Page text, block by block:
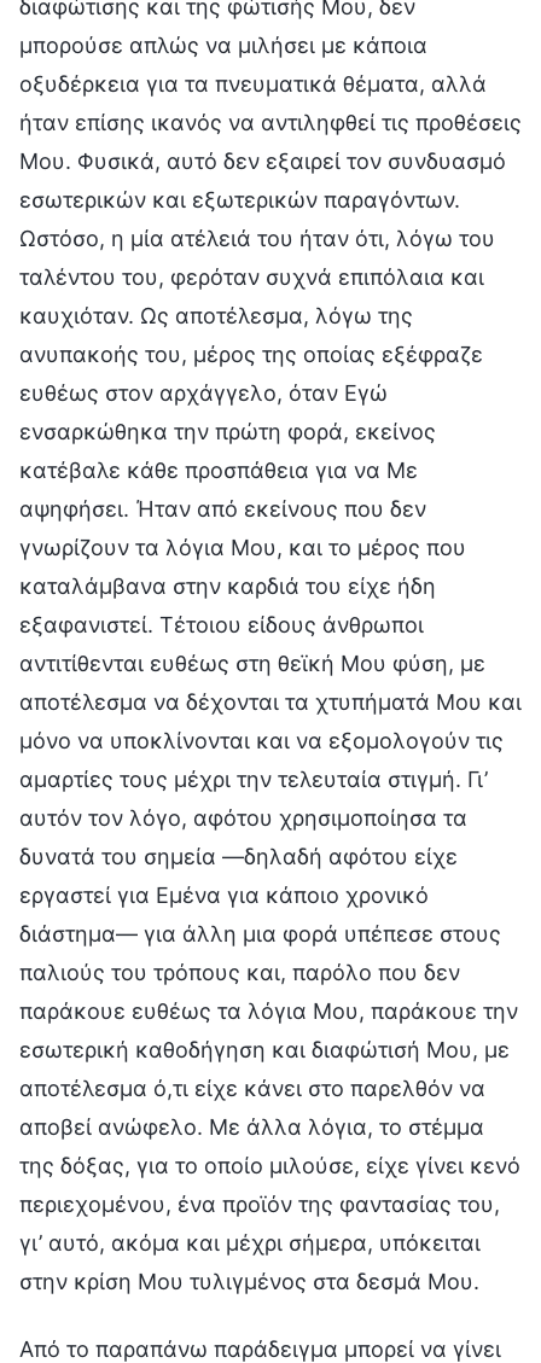
διαφώτισης και της φώτισής Μου, δεν
μπορούσε απλώς να μιλήσει με κάποια
οξυδέρκεια για τα πνευματικά θέματα, αλλά
ήταν επίσης ικανός να αντιληφθεί τις προθέσεις
Μου. Φυσικά, αυτό δεν εξαιρεί τον συνδυασμό
εσωτερικών και εξωτερικών παραγόντων.
Ωστόσο, η μία ατέλειά του ήταν ότι, λόγω του
ταλέντου του, φερόταν συχνά επιπόλαια και
καυχιόταν. Ως αποτέλεσμα, λόγω της
ανυπακοής του, μέρος της οποίας εξέφραζε
ευθέως στον αρχάγγελο, όταν Εγώ
ενσαρκώθηκα την πρώτη φορά, εκείνος
κατέβαλε κάθε προσπάθεια για να Με
αψηφήσει. Ήταν από εκείνους που δεν
γνωρίζουν τα λόγια Μου, και το μέρος που
καταλάμβανα στην καρδιά του είχε ήδη
εξαφανιστεί. Τέτοιου είδους άνθρωποι
αντιτίθενται ευθέως στη θεϊκή Μου φύση, με
αποτέλεσμα να δέχονται τα χτυπήματά Μου και
μόνο να υποκλίνονται και να εξομολογούν τις
αμαρτίες τους μέχρι την τελευταία στιγμή. Γι’
αυτόν τον λόγο, αφότου χρησιμοποίησα τα
δυνατά του σημεία —δηλαδή αφότου είχε
εργαστεί για Εμένα για κάποιο χρονικό
διάστημα— για άλλη μια φορά υπέπεσε στους
παλιούς του τρόπους και, παρόλο που δεν
παράκουε ευθέως τα λόγια Μου, παράκουε την
εσωτερική καθοδήγηση και διαφώτισή Μου, με
αποτέλεσμα ό,τι είχε κάνει στο παρελθόν να
αποβεί ανώφελο. Με άλλα λόγια, το στέμμα
της δόξας, για το οποίο μιλούσε, είχε γίνει κενό
περιεχομένου, ένα προϊόν της φαντασίας του,
γι’ αυτό, ακόμα και μέχρι σήμερα, υπόκειται
στην κρίση Μου τυλιγμένος στα δεσμά Μου.
Από το παραπάνω παράδειγμα μπορεί να γίνει